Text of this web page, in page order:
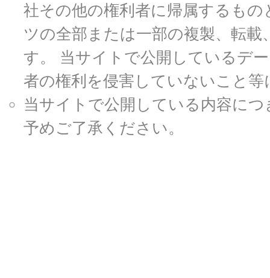
社その他の権利者に帰属するも
ツの全部または一部の複製、転
す。 当サイトで公開しているデ
者の権利を侵害していないこと
当サイトで公開している内容に
予めご了承ください。